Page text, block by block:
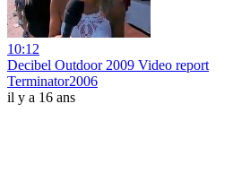
10:12
Decibel Outdoor 2009 Video report
Terminator2006
il y a 16 ans